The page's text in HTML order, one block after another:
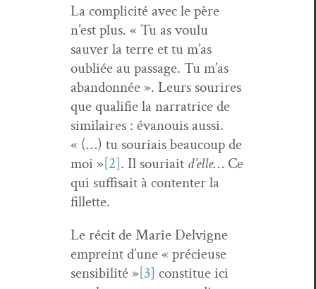
La com­plic­ité avec le père
n’est plus. « Tu as voulu
sauver la terre et tu m’as
oubliée au pas­sage. Tu m’as
aban­don­née ». Leurs sourires
que qual­i­fie la nar­ra­trice de
sim­i­laires : évanouis aus­si.
« (…) tu souri­ais beau­coup de
moi »[2]. Il souri­ait d’elle… Ce
qui suff­i­sait à con­tenter la
fillette.
Le réc­it de Marie Delvi­gne
empreint d’une « pré­cieuse
sen­si­bil­ité »[3] con­stitue ici